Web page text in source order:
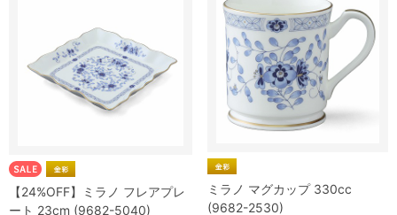
【24%OFF】ミラノ フレアプレ
ート 23cm (9682-5040)
ミラノ マグカップ 330cc
(9682-2530)